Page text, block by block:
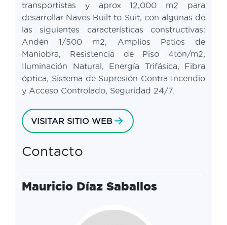
transportistas y aprox 12,000 m2 para
desarrollar Naves Built to Suit, con algunas de
las siguientes características constructivas:
Andén 1/500 m2, Amplios Patios de
Maniobra, Resistencia de Piso 4ton/m2,
Iluminación Natural, Energía Trifásica, Fibra
óptica, Sistema de Supresión Contra Incendio
y Acceso Controlado, Seguridad 24/7.
VISITAR SITIO WEB
Contacto
Mauricio Díaz Saballos